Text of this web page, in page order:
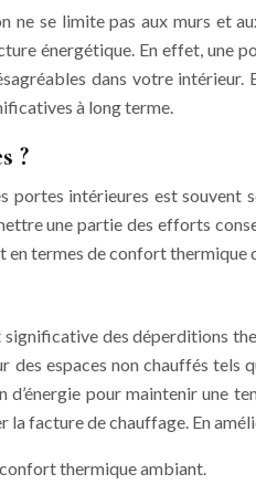
se limite pas aux murs et
énergétique. En effet, une
dans votre
à long terme.
?
portes intérieures est
une partie des efforts
termes de confort
des déperditions
espaces non chauffés
pour maintenir une
facture de chauffage. En
thermique ambiant.